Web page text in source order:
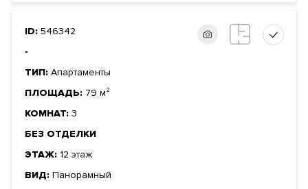
ID: 546342
-
ТИП: Апартаменты
ПЛОЩАДЬ: 79 м²
КОМНАТ: 3
БЕЗ ОТДЕЛКИ
ЭТАЖ: 12 этаж
ВИД: Панорамный